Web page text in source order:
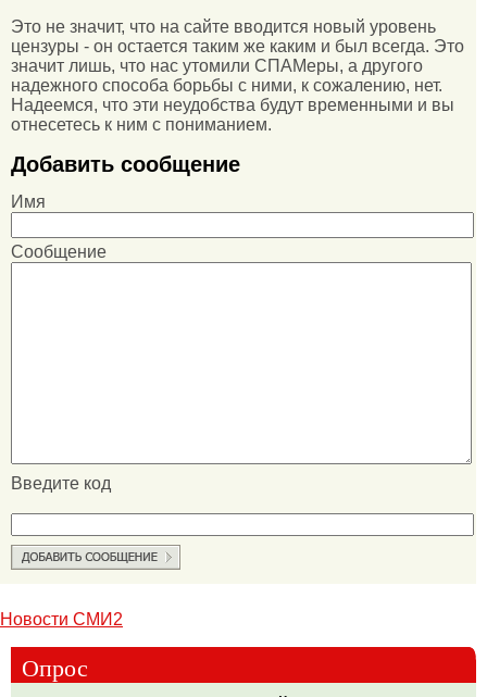
Это не значит, что на сайте вводится новый уровень
цензуры - он остается таким же каким и был всегда. Это
значит лишь, что нас утомили СПАМеры, а другого
надежного способа борьбы с ними, к сожалению, нет.
Надеемся, что эти неудобства будут временными и вы
отнесетесь к ним с пониманием.
Добавить сообщение
Имя
Сообщение
Введите код
Новости СМИ2
Опрос